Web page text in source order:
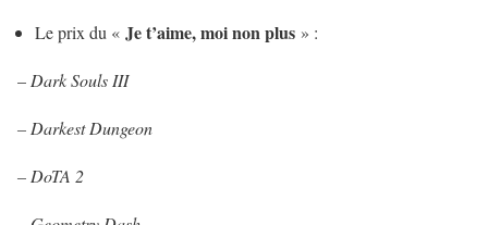
Le prix du « Je t’aime, moi non plus » :
– Dark Souls III
– Darkest Dungeon
– DoTA 2